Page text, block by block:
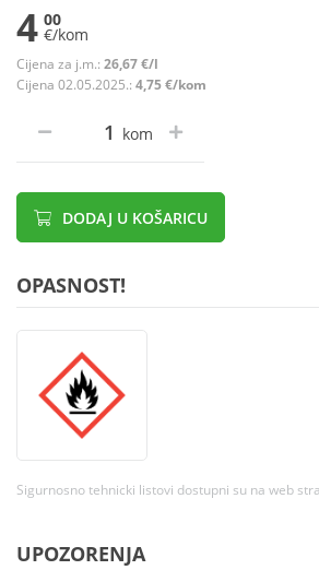
4 00
€/kom
Cijena za j.m.: 26,67 €/l
Cijena 02.05.2025.: 4,75 €/kom
kom
DODAJ U KOŠARICU
OPASNOST!
Sigurnosno tehnicki listovi dostupni su na web
UPOZORENJA